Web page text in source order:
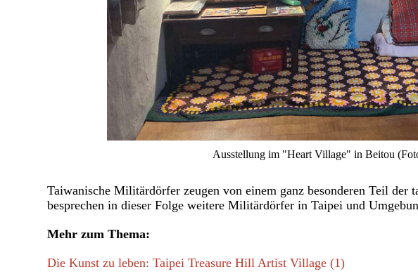
Ausstellung im "Heart Village" in Beitou
Taiwanische Militärdörfer zeugen von einem ganz besonderen Teil der
besprechen in dieser Folge weitere Militärdörfer in Taipei und
Mehr zum Thema:
Die Kunst zu leben: Taipei Treasure Hill Artist Village (1)